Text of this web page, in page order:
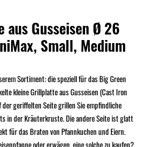
Gusseisen Ø 26
Small, Medium
Sortiment: die speziell für das Big Green
kleine Grillplatte aus Gusseisen (Cast Iron
der geriffelten Seite grillen Sie empfindliche
in der Kräuterkruste. Die andere Seite ist glatt
für das Braten von Pfannkuchen und Eiern.
oder erwägen, eine solche zu kaufen?